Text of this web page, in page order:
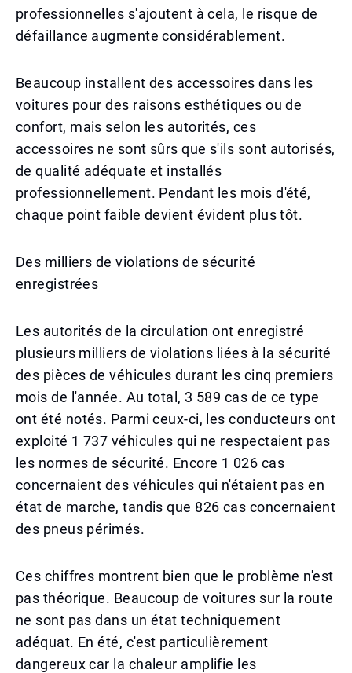
professionnelles s'ajoutent à cela, le risque de
défaillance augmente considérablement.
Beaucoup installent des accessoires dans les
voitures pour des raisons esthétiques ou de
confort, mais selon les autorités, ces
accessoires ne sont sûrs que s'ils sont autorisés,
de qualité adéquate et installés
professionnellement. Pendant les mois d'été,
chaque point faible devient évident plus tôt.
Des milliers de violations de sécurité
enregistrées
Les autorités de la circulation ont enregistré
plusieurs milliers de violations liées à la sécurité
des pièces de véhicules durant les cinq premiers
mois de l'année. Au total, 3 589 cas de ce type
ont été notés. Parmi ceux-ci, les conducteurs ont
exploité 1 737 véhicules qui ne respectaient pas
les normes de sécurité. Encore 1 026 cas
concernaient des véhicules qui n'étaient pas en
état de marche, tandis que 826 cas concernaient
des pneus périmés.
Ces chiffres montrent bien que le problème n'est
pas théorique. Beaucoup de voitures sur la route
ne sont pas dans un état techniquement
adéquat. En été, c'est particulièrement
dangereux car la chaleur amplifie les